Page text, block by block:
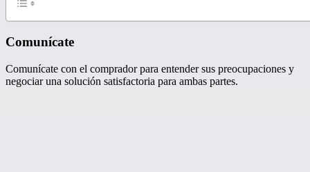
Comunícate
Comunícate con el comprador para entender sus preocupaciones y
negociar una solución satisfactoria para ambas partes.